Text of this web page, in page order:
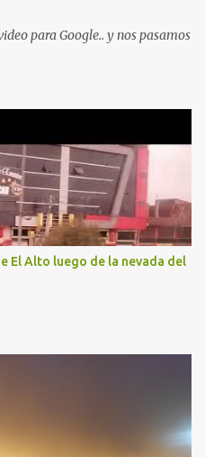
para Google.. y nos pasamos
El Alto luego de la nevada del